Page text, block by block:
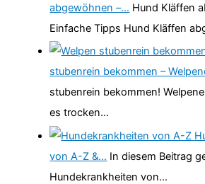
abgewöhnen –… Hund Kläffen
Einfache Tipps Hund Kläffen
stubenrein bekommen –
stubenrein bekommen!
es trocken…
von A-Z &… In diesem Beitrag
Hundekrankheiten von…